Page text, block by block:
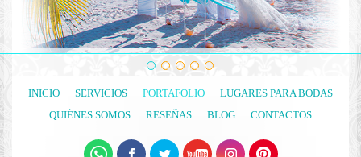
INICIO SERVICIOS PORTAFOLIO
LUGARES PARA BODAS
QUIÉNES SOMOS
RESEÑAS BLOG CONTACTOS